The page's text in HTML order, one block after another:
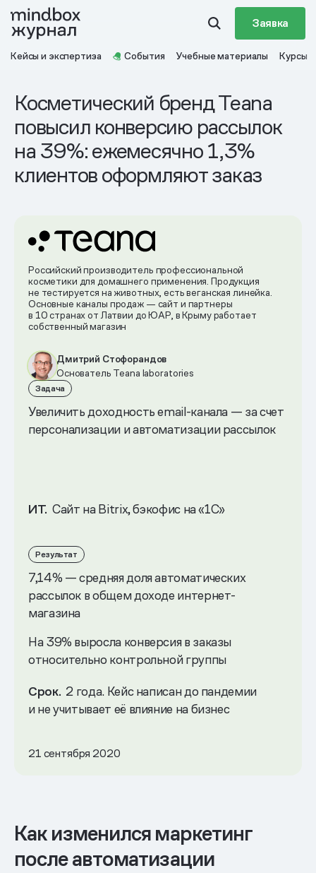
Заявка
Кейсы и экспертиза События Учебные материалы Курсы
Косметический бренд Teana
повысил конверсию рассылок
на 39%: ежемесячно 1,3%
клиентов оформляют заказ
Российский производитель профессиональной
косметики для домашнего применения. Продукция
не тестируется на животных, есть веганская линейка.
Основные каналы продаж — сайт и партнеры
в 10 странах от Латвии до ЮАР, в Крыму работает
собственный магазин
Дмитрий Стофорандов
Основатель Teana laboratories
Задача
Увеличить доходность email-канала — за счет
персонализации и автоматизации рассылок
ИТ.Сайт на Bitrix, бэкофис на «1С»
Результат
7,14% — средняя доля автоматических
рассылок в общем доходе интернет-
магазина
На 39% выросла конверсия в заказы
относительно контрольной группы
Срок. 2 года. Кейс написан до пандемии
и не учитывает её влияние на бизнес
21 сентября 2020
Как изменился маркетинг
после автоматизации